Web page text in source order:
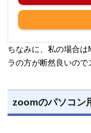
ちなみに、私の場合は
ラの方が断然良いので
zoomのパソコン